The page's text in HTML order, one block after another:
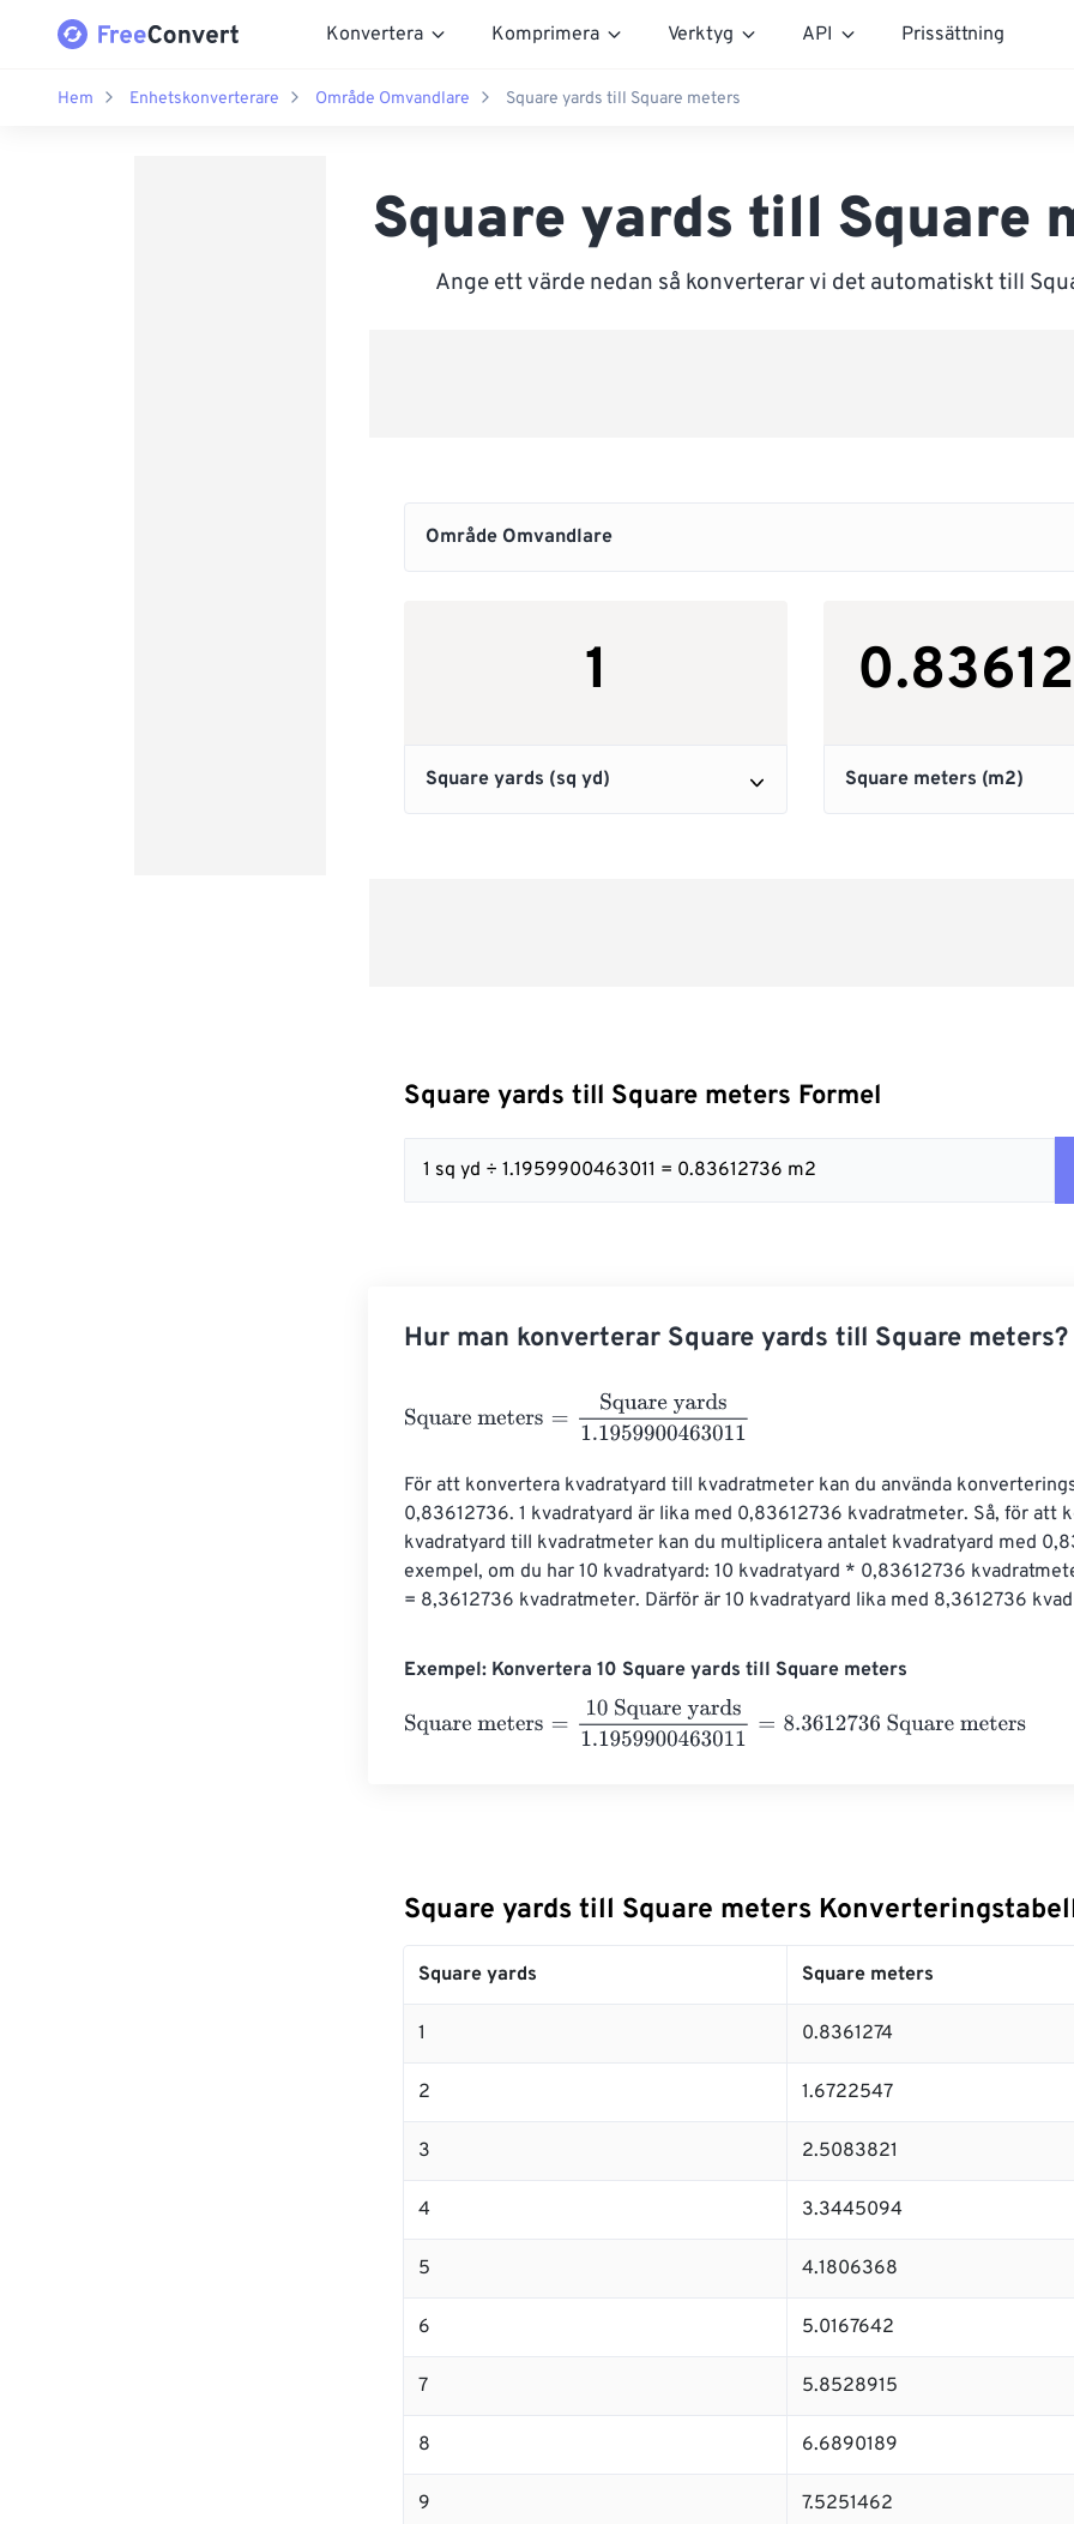
Konvertera Komprimera Verktyg API Prissättning
Hem Enhetskonverterare Område Omvandlare Square yards till Square meters
Square yards till Square
Ange ett värde nedan så konverterar vi det automatiskt till
Square yards till Square meters Formel
1 sq yd ÷ 1.1959900463011 = 0.83612736 m2
Hur man konverterar Square yards till Square meters?
Square meters Square yards1.1959900463011
För att konvertera kvadratyard till kvadratmeter kan du använda
0,83612736. 1 kvadratyard är lika med 0,83612736 kvadratmeter. Så, för att
kvadratyard till kvadratmeter kan du multiplicera antalet kvadratyard med
exempel, om du har 10 kvadratyard: 10 kvadratyard * 0,83612736
= 8,3612736 kvadratmeter. Därför är 10 kvadratyard lika med 8,3612736
Exempel: Konvertera 10 Square yards till Square meters
Square meters
10 Square yards 1.1959900463011 =8.3612736 Square meters
Square yards till Square meters
Square yards Square meters
1 0.8361274
2 1.6722547
3 2.5083821
4 3.3445094
5 4.1806368
6 5.0167642
7 5.8528915
8 6.6890189
9 7.5251462